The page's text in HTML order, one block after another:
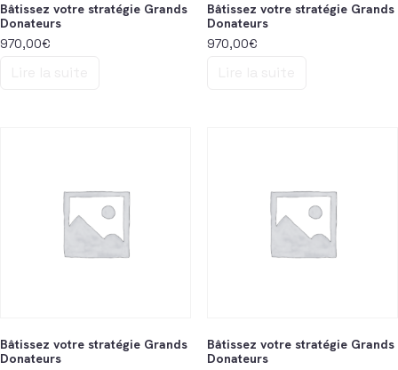
Bâtissez votre stratégie Grands
Donateurs
970,00€
Bâtissez votre stratégie Grands
Donateurs
970,00€
Bâtissez votre stratégie Grands
Donateurs
Bâtissez votre stratégie Grands
Donateurs